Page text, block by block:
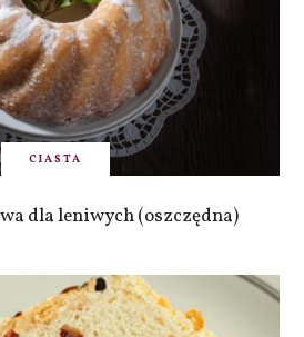
CIASTA
dla leniwych (oszczędna)